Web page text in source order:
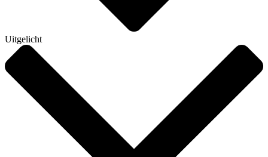
Uitgelicht